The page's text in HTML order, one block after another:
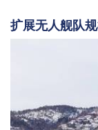
扩展无人舰队